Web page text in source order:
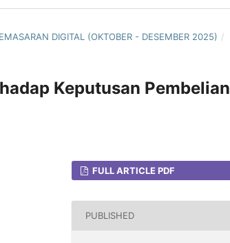
DIGITAL (OKTOBER - DESEMBER 2025) /
Keputusan Pembelian
FULL ARTICLE PDF
PUBLISHED